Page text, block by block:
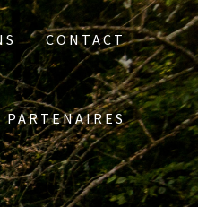
CONTACT
PARTENAIRES